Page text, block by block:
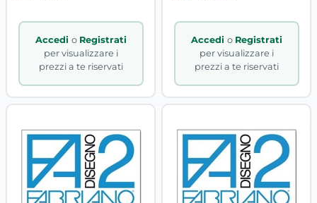
Accedi o Registrati
per visualizzare i
prezzi a te riservati
Accedi o Registrati
per visualizzare i
prezzi a te riservati